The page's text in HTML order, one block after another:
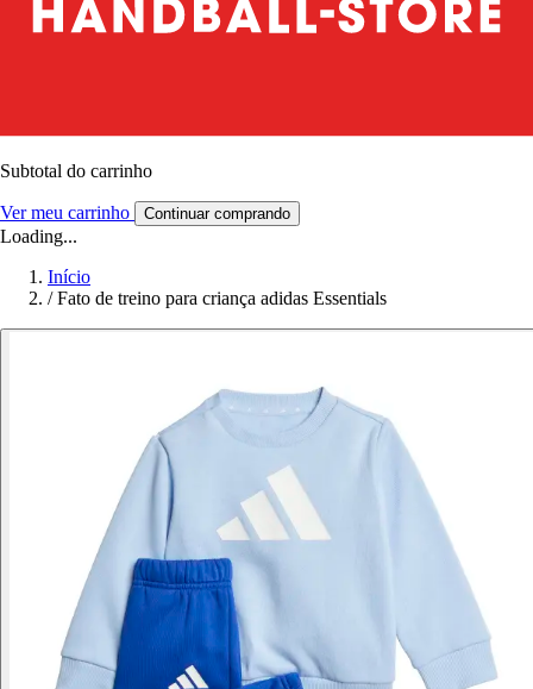
Subtotal do carrinho
Ver meu carrinho Continuar comprando
Loading...
Início
/ Fato de treino para criança adidas Essentials